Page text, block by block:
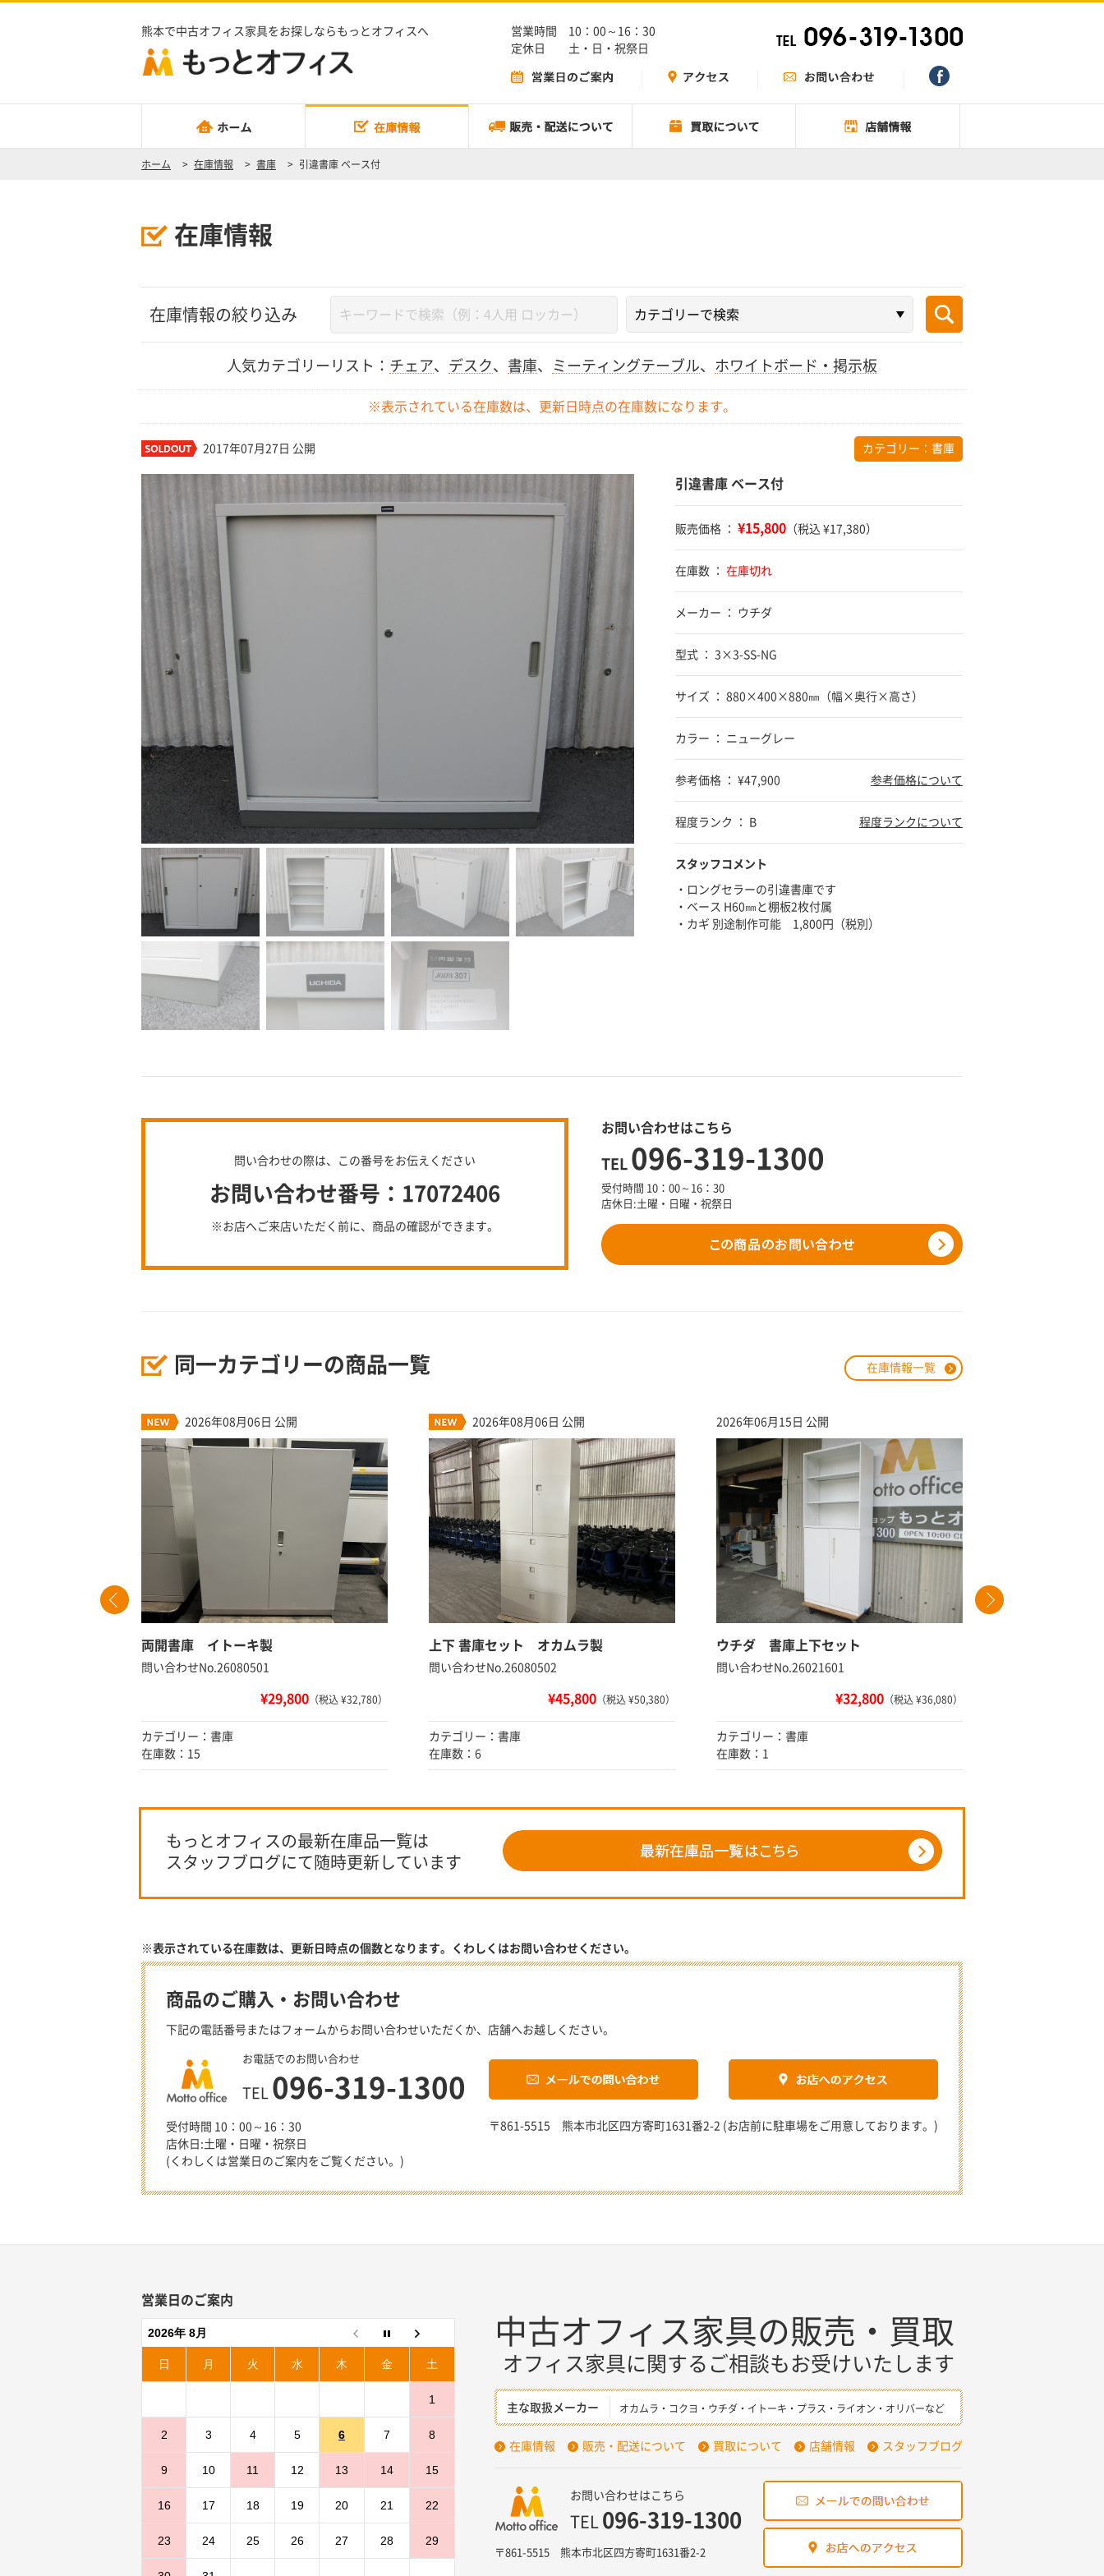
熊本で中古オフィス家具をお探しならもっとオフィスへ
営業時間 10：00～16：30
定休日 土・日・祝祭日
ホーム > 在庫情報 > 書庫 > 引違書庫 ベース付
在庫情報
在庫情報の絞り込み
人気カテゴリーリスト： チェア、 デスク、 書庫、 ミーティングテーブル、 ホワイトボード・掲示板
※表示されている在庫数は、更新日時点の在庫数になります。
2017年07月27日 公開 カテゴリー： 書庫
引違書庫 ベース付
販売価格 ： ¥15,800 （税込 ¥17,380）
在庫数 ： 在庫切れ
メーカー ： ウチダ
型式 ： 3×3-SS-NG
サイズ ： 880×400×880㎜（幅×奥行×高さ）
カラー ： ニューグレー
参考価格 ： ¥47,900 参考価格について
程度ランク ： B 程度ランクについて
スタッフコメント
・ロングセラーの引違書庫です
・ベース H60㎜と棚板2枚付属
・カギ 別途制作可能 1,800円（税別）
問い合わせの際は、この番号をお伝えください
お問い合わせ番号：17072406
※お店へご来店いただく前に、商品の確認ができます。
お問い合わせはこちら
TEL 096-319-1300
受付時間 10：00～16：30
店休日:土曜・日曜・祝祭日
同一カテゴリーの商品一覧 在庫情報一覧
2026年08月06日 公開
両開書庫 イトーキ製
問い合わせNo.26080501
¥29,800 （税込 ¥32,780）
カテゴリー：書庫
在庫数：15
2026年08月06日 公開
上下 書庫セット オカムラ製
問い合わせNo.26080502
¥45,800 （税込 ¥50,380）
カテゴリー：書庫
在庫数：6
2026年06月15日 公開
ウチダ 書庫上下セット
問い合わせNo.26021601
¥32,800 （税込 ¥36,080）
カテゴリー：書庫
在庫数：1
もっとオフィスの最新在庫品一覧は
スタッフブログにて随時更新しています
※表示されている在庫数は、更新日時点の個数となります。くわしくはお問い合わせください。
商品のご購入・お問い合わせ
下記の電話番号またはフォームからお問い合わせいただくか、店舗へお越しください。
お電話でのお問い合わせ
TEL 096-319-1300
受付時間 10：00～16：30
店休日:土曜・日曜・祝祭日
(くわしくは営業日のご案内をご覧ください。)
〒861-5515 熊本市北区四方寄町1631番2-2 (お店前に駐車場をご用意しております。)
営業日のご案内
2026年 8月
日 月 火 水 木 金 土
1
2 3 4 5 6 7 8
9 10 11 12 13 14 15
16 17 18 19 20 21 22
23 24 25 26 27 28 29
中古オフィス家具の販売・買取
オフィス家具に関するご相談もお受けいたします
主な取扱メーカー オカムラ・コクヨ・ウチダ・イトーキ・プラス・ライオン・オリバーなど
在庫情報 販売・配送について 買取について 店舗情報 スタッフブログ
お問い合わせはこちら
TEL 096-319-1300
〒861-5515 熊本市北区四方寄町1631番2-2